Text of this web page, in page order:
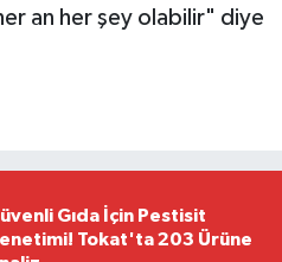
an her şey olabilir" diye
Gıda İçin Pestisit
Tokat'ta 203 Ürüne